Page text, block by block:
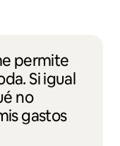
permite
Si igual
no
gastos